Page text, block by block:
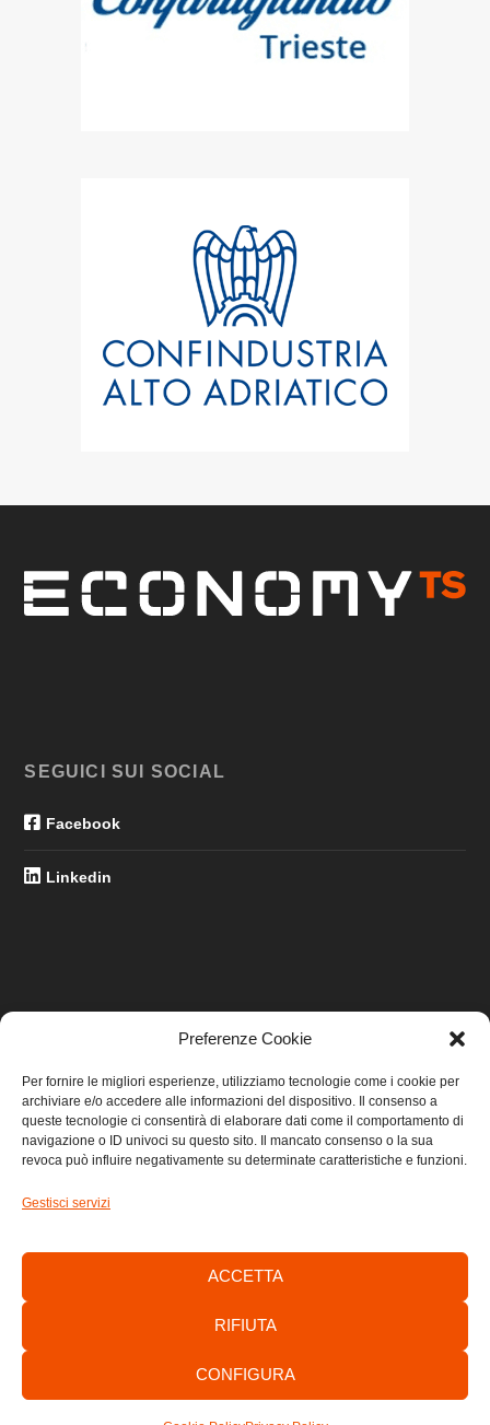
Preferenze Cookie
Per fornire le migliori esperienze, utilizziamo tecnologie come i cookie per
archiviare e/o accedere alle informazioni del dispositivo. Il consenso a
queste tecnologie ci consentirà di elaborare dati come il comportamento di
navigazione o ID univoci su questo sito. Il mancato consenso o la sua
revoca può influire negativamente su determinate caratteristiche e funzioni.
Gestisci servizi
ACCETTA
RIFIUTA
CONFIGURA
SEGUICI SUI SOCIAL
Facebook
Linkedin
Home
Privacy